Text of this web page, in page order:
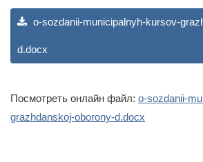
o-sozdanii-municipalnyh-kursov-
d.docx
Посмотреть онлайн файл: o-sozdanii-
grazhdanskoj-oborony-d.docx